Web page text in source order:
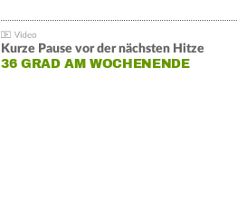
Kurze Pause vor der nächsten Hitze
36 GRAD AM WOCHENENDE